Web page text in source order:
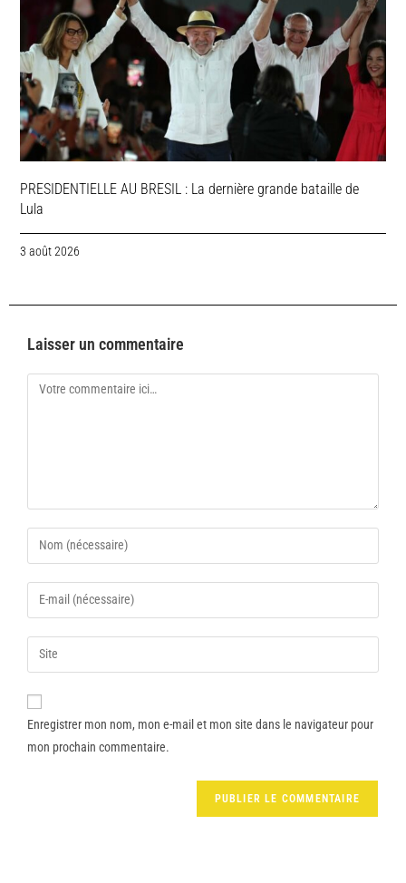
PRESIDENTIELLE AU BRESIL : La dernière grande bataille de
Lula
3 août 2026
Laisser un commentaire
Enregistrer mon nom, mon e-mail et mon site dans le navigateur pour
mon prochain commentaire.